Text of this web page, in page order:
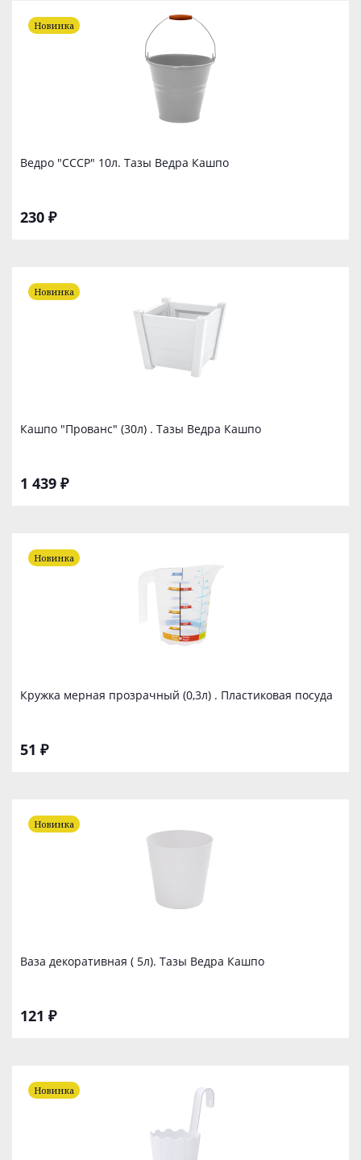
Ведро "СССР" 10л. Тазы Ведра Кашпо
230 ₽
Новинка
Кашпо "Прованс" (30л) . Тазы Ведра Кашпо
1 439 ₽
Новинка
Кружка мерная прозрачный (0,3л) . Пластиковая посуда
51 ₽
Новинка
Ваза декоративная ( 5л). Тазы Ведра Кашпо
121 ₽
Новинка
Новинка